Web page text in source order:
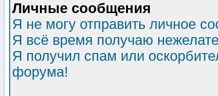
Личные сообщения
Я не могу отправить личное
Я всё время получаю
Я получил спам или
форума!